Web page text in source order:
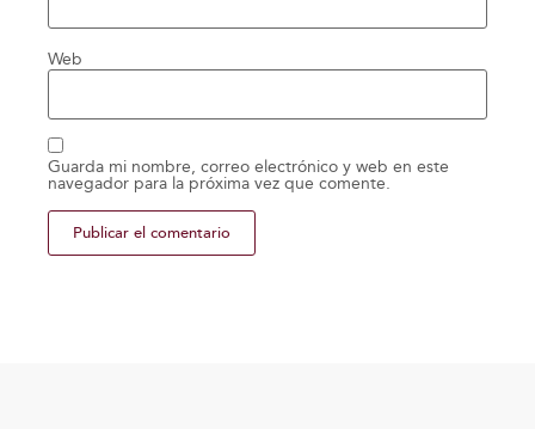
Web
Guarda mi nombre, correo electrónico y web en este
navegador para la próxima vez que comente.